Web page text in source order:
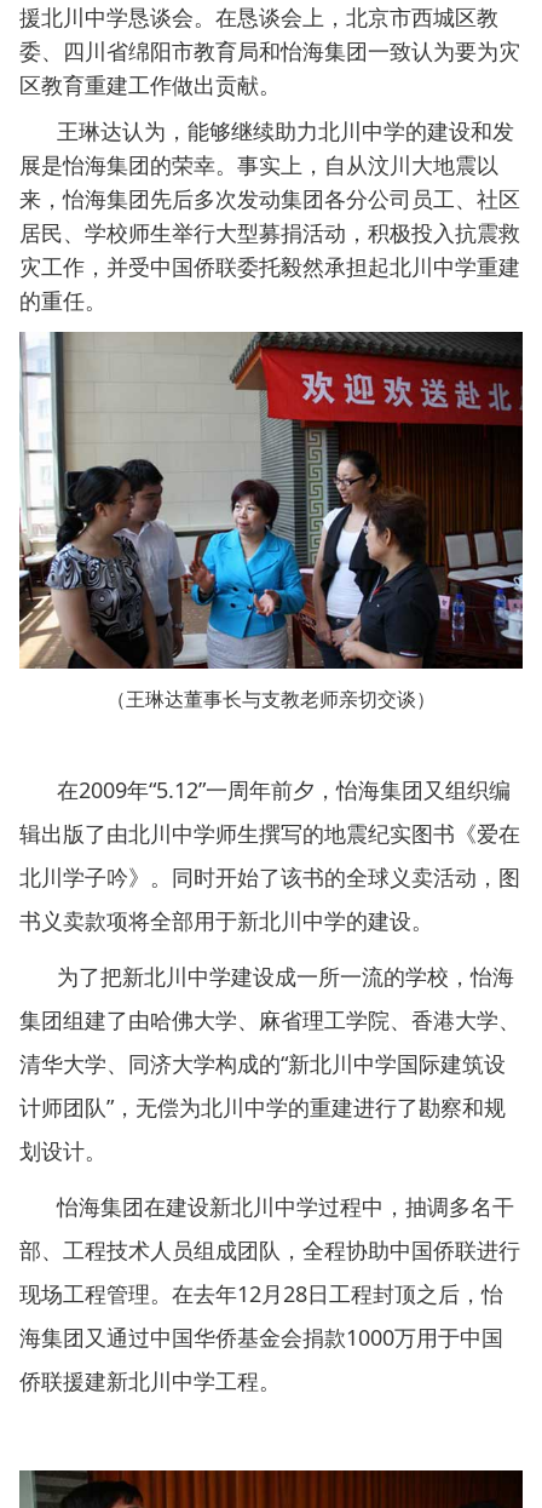
援北川中学恳谈会。在恳谈会上，北京市西城区教
委、四川省绵阳市教育局和怡海集团一致认为要为灾
区教育重建工作做出贡献。
王琳达认为，能够继续助力北川中学的建设和发
展是怡海集团的荣幸。事实上，自从汶川大地震以
来，怡海集团先后多次发动集团各分公司员工、社区
居民、学校师生举行大型募捐活动，积极投入抗震救
灾工作，并受中国侨联委托毅然承担起北川中学重建
的重任。
（王琳达董事长与支教老师亲切交谈）
在2009年“5.12”一周年前夕，怡海集团又组织编
辑出版了由北川中学师生撰写的地震纪实图书《爱在
北川学子吟》。同时开始了该书的全球义卖活动，图
书义卖款项将全部用于新北川中学的建设。
为了把新北川中学建设成一所一流的学校，怡海
集团组建了由哈佛大学、麻省理工学院、香港大学、
清华大学、同济大学构成的“新北川中学国际建筑设
计师团队”，无偿为北川中学的重建进行了勘察和规
划设计。
怡海集团在建设新北川中学过程中，抽调多名干
部、工程技术人员组成团队，全程协助中国侨联进行
现场工程管理。在去年12月28日工程封顶之后，怡
海集团又通过中国华侨基金会捐款1000万用于中国
侨联援建新北川中学工程。